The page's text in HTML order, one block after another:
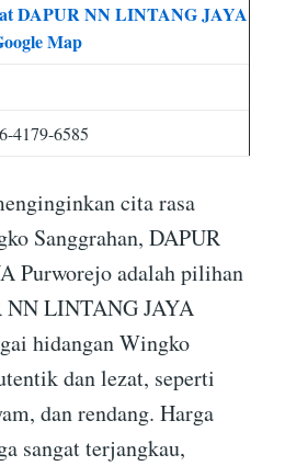
DAPUR NN LINTANG JAYA
Map
4179-6585
cita rasa
Sanggrahan, DAPUR
Purworejo adalah pilihan
NN LINTANG JAYA
hidangan Wingko
dan lezat, seperti
dan rendang. Harga
sangat terjangkau,